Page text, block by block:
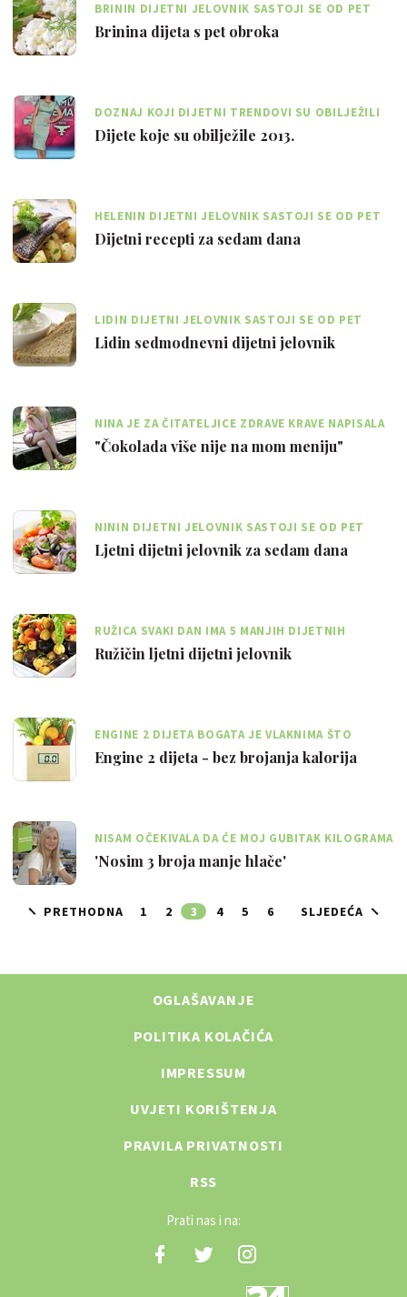
BRININ DIJETNI JELOVNIK SASTOJI SE OD PET
MANJIH DNEVNIH OBROKA
Brinina dijeta s pet obroka
DOZNAJ KOJI DIJETNI TRENDOVI SU OBILJEŽILI
2013., A KOJI NAS OČEKUJU U 2014.
Dijete koje su obilježile 2013.
HELENIN DIJETNI JELOVNIK SASTOJI SE OD PET
MANJIH DNEVNIH OBROKA
Dijetni recepti za sedam dana
LIDIN DIJETNI JELOVNIK SASTOJI SE OD PET
MANJIH OBROKA TIJEKOM DANA
Lidin sedmodnevni dijetni jelovnik
NINA JE ZA ČITATELJICE ZDRAVE KRAVE NAPISALA
DNEVNIK MRŠAVLJENJA
"Čokolada više nije na mom meniju"
NININ DIJETNI JELOVNIK SASTOJI SE OD PET
MANJIH OBROKA TIJEKOM DANA
Ljetni dijetni jelovnik za sedam dana
RUŽICA SVAKI DAN IMA 5 MANJIH DIJETNIH
OBROKA KOJI ĆE JOJ UBRZATI METABOLIZAM
Ružičin ljetni dijetni jelovnik
ENGINE 2 DIJETA BOGATA JE VLAKNIMA ŠTO
DOPRINOSI OSJEĆAJU SITOSTI
Engine 2 dijeta - bez brojanja kalorija
NISAM OČEKIVALA DA ĆE MOJ GUBITAK KILOGRAMA
BITI TOLIKO VIDLJIV
'Nosim 3 broja manje hlače'
PRETHODNA 1 2 3 4 5 6 SLJEDEĆA
OGLAŠAVANJE
POLITIKA KOLAČIĆA
IMPRESSUM
UVJETI KORIŠTENJA
PRAVILA PRIVATNOSTI
RSS
Prati nas i na: